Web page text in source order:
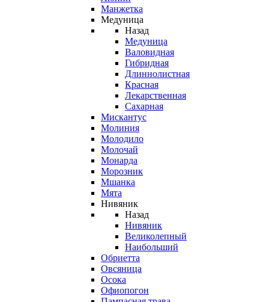
Манжетка
Медуница
Назад
Медуница
Валовидная
Гибридная
Длиннолистная
Красная
Лекарственная
Сахарная
Мискантус
Молиния
Молодило
Молочай
Монарда
Морозник
Мшанка
Мята
Нивяник
Назад
Нивяник
Великолепный
Наибольший
Обриетта
Овсяница
Осока
Офиопогон